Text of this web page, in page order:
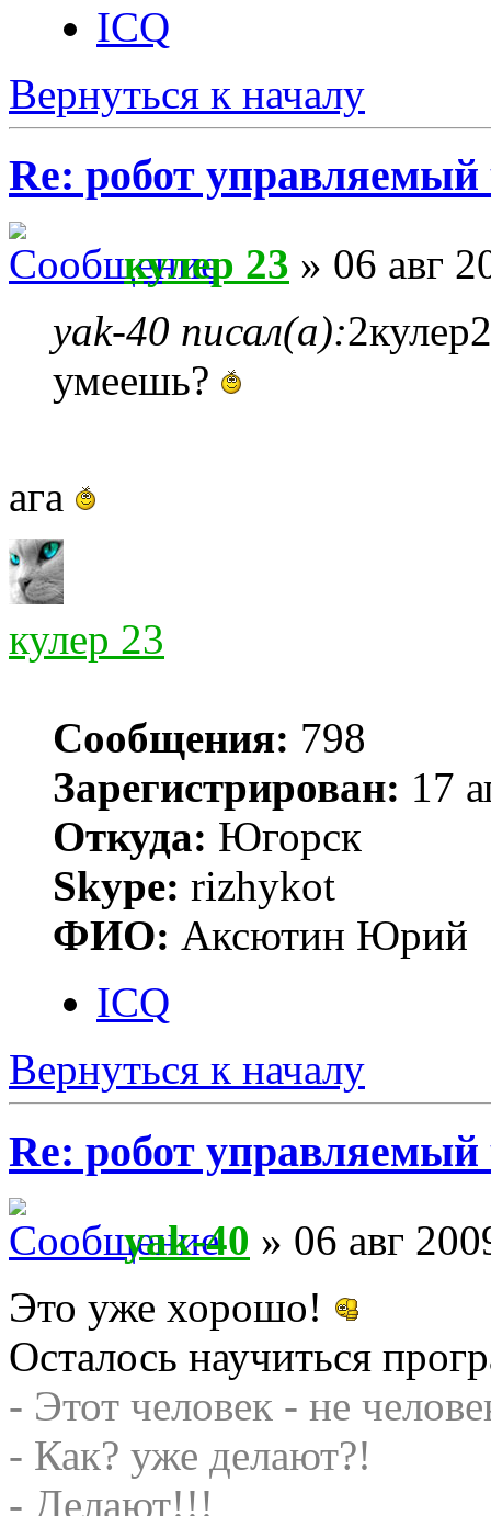
ICQ
Вернуться к началу
Re: робот управляемый
кулер 23 » 06 авг
yak-40 писал(а):
умеешь?
ага
кулер 23
Сообщения: 798
Зарегистрирован: 17
Откуда: Югорск
Skype: rizhykot
ФИО: Аксютин Юрий
ICQ
Вернуться к началу
Re: робот управляемый
yak-40 » 06 авг
Это уже хорошо!
Осталось научиться
- Этот человек - не
- Как? уже делают?!
- Делают!!!